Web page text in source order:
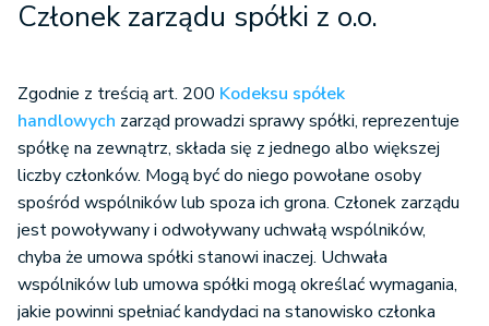
Członek zarządu spółki z o.o.
Zgodnie z treścią art. 200 Kodeksu spółek
handlowych zarząd prowadzi sprawy spółki, reprezentuje
spółkę na zewnątrz, składa się z jednego albo większej
liczby członków. Mogą być do niego powołane osoby
spośród wspólników lub spoza ich grona. Członek zarządu
jest powoływany i odwoływany uchwałą wspólników,
chyba że umowa spółki stanowi inaczej. Uchwała
wspólników lub umowa spółki mogą określać wymagania,
jakie powinni spełniać kandydaci na stanowisko członka